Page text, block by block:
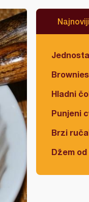
Najnoviji
Hladni
Punjeni
Brzi
Džem od